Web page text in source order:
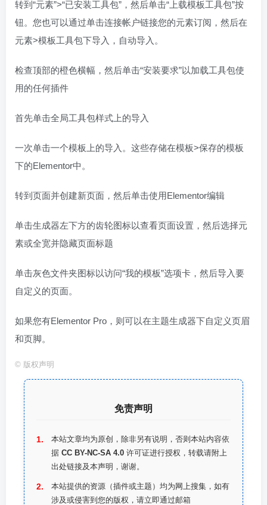
转到“元素”>“已安装工具包”，然后单击“上载模板工具包”按
钮。您也可以通过单击连接帐户链接您的元素订阅，然后在
元素>模板工具包下导入，自动导入。
检查顶部的橙色横幅，然后单击“安装要求”以加载工具包使
用的任何插件
首先单击全局工具包样式上的导入
一次单击一个模板上的导入。这些存储在模板>保存的模板
下的Elementor中。
转到页面并创建新页面，然后单击使用Elementor编辑
单击生成器左下方的齿轮图标以查看页面设置，然后选择元
素或全宽并隐藏页面标题
单击灰色文件夹图标以访问“我的模板”选项卡，然后导入要
自定义的页面。
如果您有Elementor Pro，则可以在主题生成器下自定义页眉
和页脚。
© 版权声明
免责声明
本站文章均为原创，除非另有说明，否则本站内容依
据 CC BY-NC-SA 4.0 许可证进行授权，转载请附上
出处链接及本声明，谢谢。
本站提供的资源（插件或主题）均为网上搜集，如有
涉及或侵害到您的版权，请立即通过邮箱